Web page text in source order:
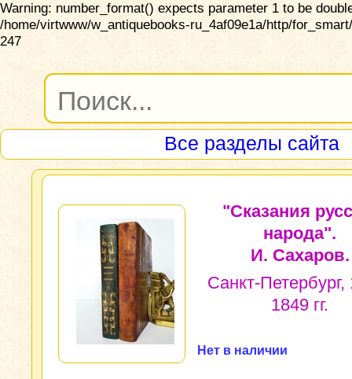
Warning: number_format() expects parameter 1 to be
/home/virtwww/w_antiquebooks-ru_4af09e1a/http/
247
Все разделы сайта
"Сказания
народа".
И. Сахаров.
Санкт-Петербург,
1849 гг.
Нет в наличии